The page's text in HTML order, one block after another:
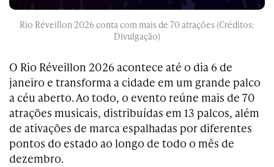
Rio Réveillon 2026 conta com mais de 70 atrações (Créditos:
Divulgação)
O Rio Réveillon 2026 acontece até o dia 6 de
janeiro e transforma a cidade em um grande palco
a céu aberto. Ao todo, o evento reúne mais de 70
atrações musicais, distribuídas em 13 palcos, além
de ativações de marca espalhadas por diferentes
pontos do estado ao longo de todo o mês de
dezembro.